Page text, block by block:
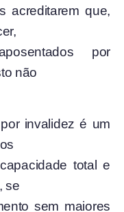
acreditarem que,
por
não
invalidez é um
total e
se
sem maiores